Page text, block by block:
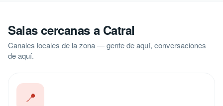
Salas cercanas a Catral
Canales locales de la zona — gente de aquí, conversaciones
de aquí.
📍